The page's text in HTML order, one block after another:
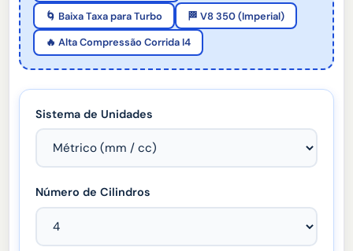
🌀 Baixa Taxa para Turbo
🏁 V8 350 (Imperial)
🔥 Alta Compressão Corrida I4
Sistema de Unidades
Número de Cilindros